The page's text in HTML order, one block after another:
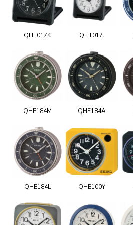
QHT017K QHT017J
QHE184M QHE184A
QHE184L QHE100Y